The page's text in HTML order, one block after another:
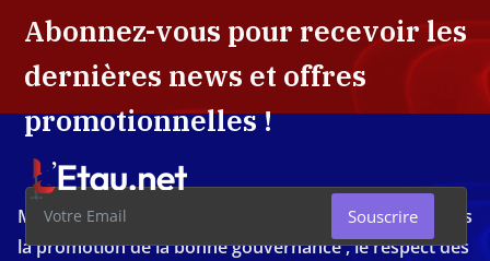
Abonnez-vous pour recevoir les
dernières news et offres
promotionnelles !
Souscrire
Média d'investigation ivoirien résolument engagé dans
la promotion de la bonne gouvernance , le respect des